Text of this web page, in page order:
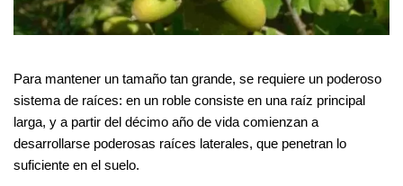
Para mantener un tamaño tan grande, se requiere un poderoso
sistema de raíces: en un roble consiste en una raíz principal
larga, y a partir del décimo año de vida comienzan a
desarrollarse poderosas raíces laterales, que penetran lo
suficiente en el suelo.